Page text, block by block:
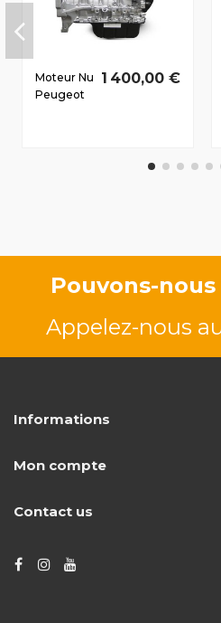
Moteur Nu
Peugeot
1 400,00 €
Pouvons-
Appelez-nous
Informations
Mon compte
Contact us